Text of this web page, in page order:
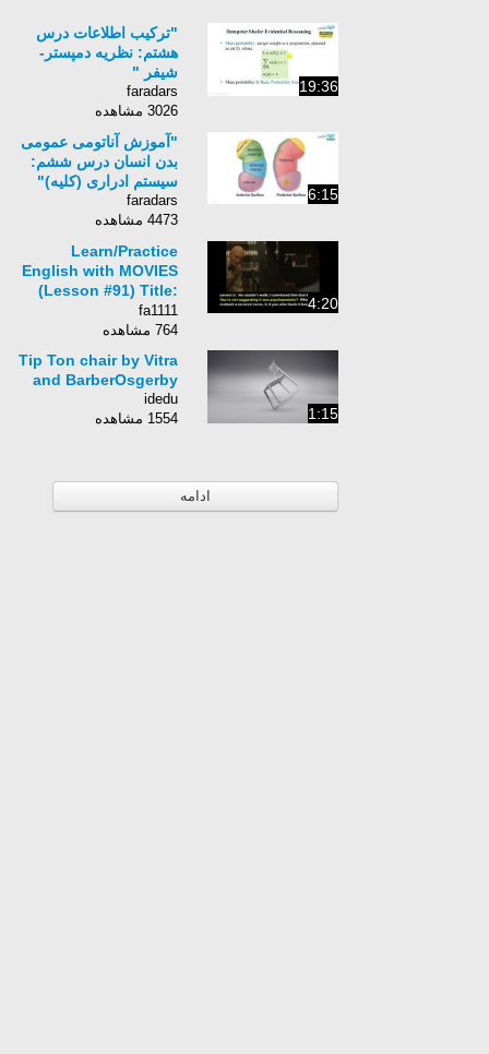
19:36
"ترکیب اطلاعات درس
هشتم: نظریه دمپستر-
شیفر "
faradars
3026 مشاهده
6:15
"آموزش آناتومی عمومی
بدن انسان درس ششم:
سیستم ادراری (کلیه)"
faradars
4473 مشاهده
4:20
Learn/Practice
English with MOVIES
(Lesson #91) Title:
Doctor Strange
fa1111
764 مشاهده
1:15
Tip Ton chair by Vitra
and BarberOsgerby
idedu
1554 مشاهده
ادامه